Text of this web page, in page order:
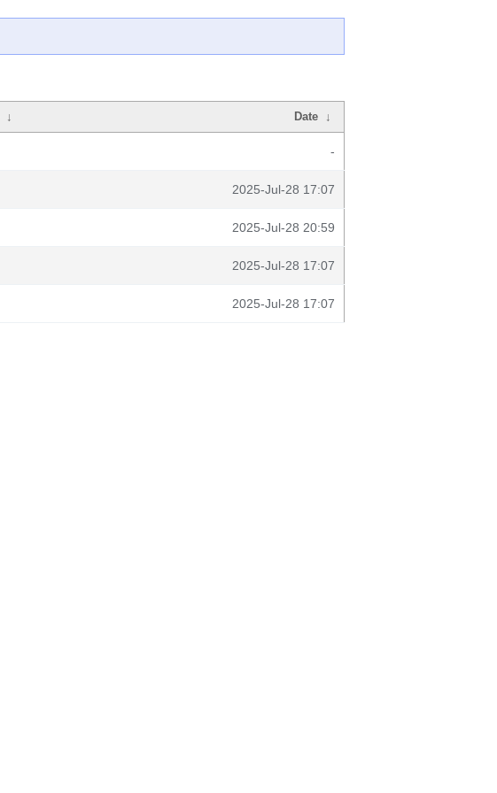
↓ Date ↓
-
2025-Jul-28 17:07
2025-Jul-28 20:59
2025-Jul-28 17:07
2025-Jul-28 17:07